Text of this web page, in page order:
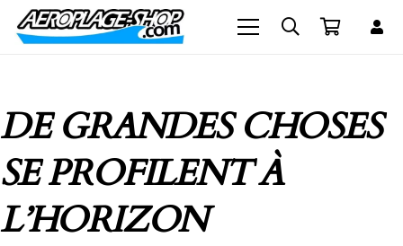
DE GRANDES CHOSES
SE PROFILENT À
L’HORIZON